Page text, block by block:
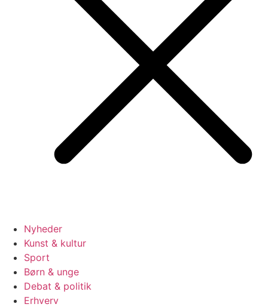
Nyheder
Kunst & kultur
Sport
Børn & unge
Debat & politik
Erhverv